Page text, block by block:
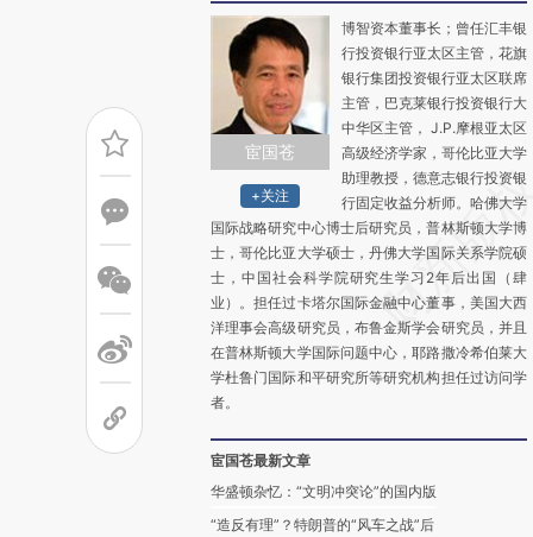
宦国苍
+关注
博智资本董事长；曾任汇丰银
行投资银行亚太区主管，花旗
银行集团投资银行亚太区联席
主管，巴克莱银行投资银行大
中华区主管， J.P.摩根亚太区
高级经济学家，哥伦比亚大学
助理教授，德意志银行投资银
行固定收益分析师。哈佛大学
国际战略研究中心博士后研究员，普林斯顿大学博
士，哥伦比亚大学硕士，丹佛大学国际关系学院硕
士，中国社会科学院研究生学习2年后出国（肆
业）。担任过卡塔尔国际金融中心董事，美国大西
洋理事会高级研究员，布鲁金斯学会研究员，并且
在普林斯顿大学国际问题中心，耶路撒冷希伯莱大
学杜鲁门国际和平研究所等研究机构担任过访问学
者。
宦国苍最新文章
华盛顿杂忆：“文明冲突论”的国内版
“造反有理”？特朗普的“风车之战”后